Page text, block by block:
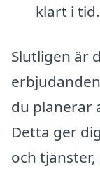
klart i tid.
Slutligen är
du planerar
Detta ger
och